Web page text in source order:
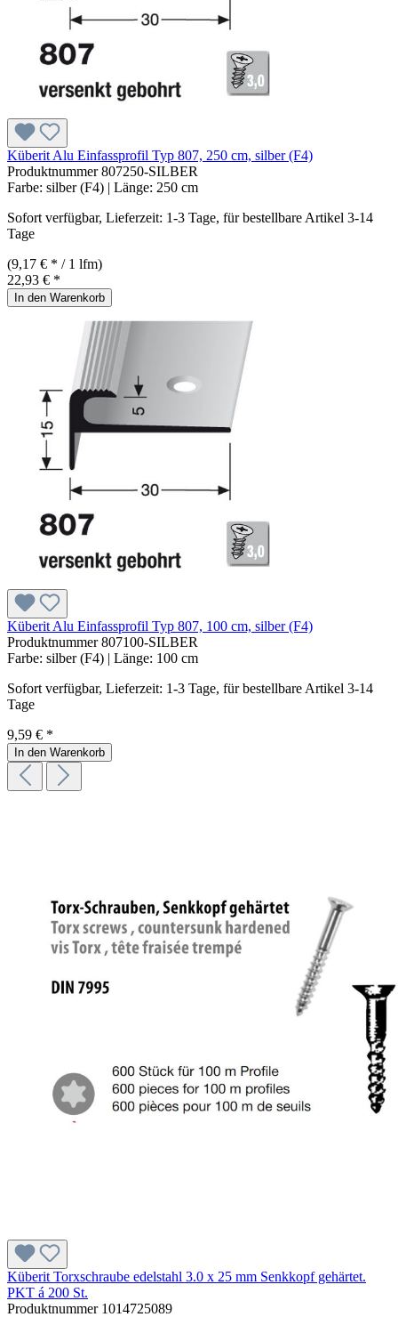
Küberit Alu Einfassprofil Typ 807, 250 cm, silber (F4)
Produktnummer807250-SILBER
Farbe: silber (F4) | Länge: 250 cm
Sofort verfügbar, Lieferzeit: 1-3 Tage, für bestellbare Artikel 3-14
Tage
(9,17 € * / 1 lfm)
22,93 € *
In den Warenkorb
Küberit Alu Einfassprofil Typ 807, 100 cm, silber (F4)
Produktnummer807100-SILBER
Farbe: silber (F4) | Länge: 100 cm
Sofort verfügbar, Lieferzeit: 1-3 Tage, für bestellbare Artikel 3-14
Tage
9,59 € *
In den Warenkorb
Küberit Torxschraube edelstahl 3.0 x 25 mm Senkkopf gehärtet.
PKT á 200 St.
Produktnummer 1014725089